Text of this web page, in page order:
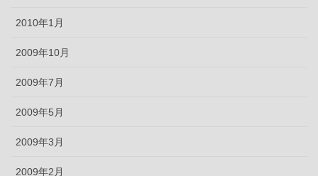
2010年1月
2009年10月
2009年7月
2009年5月
2009年3月
2009年2月